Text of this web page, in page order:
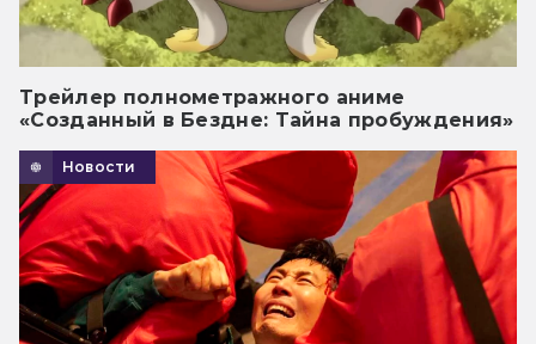
Трейлер полнометражного аниме
«Созданный в Бездне: Тайна пробуждения»
Новости